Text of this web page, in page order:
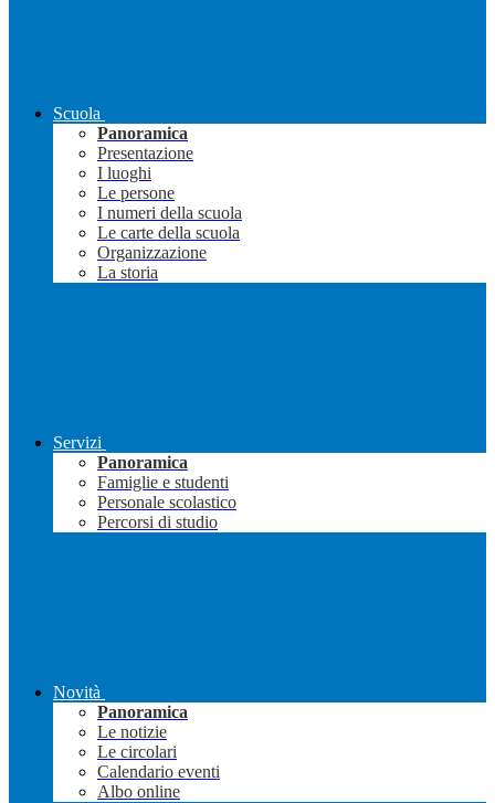
Scuola
Panoramica
Presentazione
I luoghi
Le persone
I numeri della scuola
Le carte della scuola
Organizzazione
La storia
Servizi
Panoramica
Famiglie e studenti
Personale scolastico
Percorsi di studio
Novità
Panoramica
Le notizie
Le circolari
Calendario eventi
Albo online